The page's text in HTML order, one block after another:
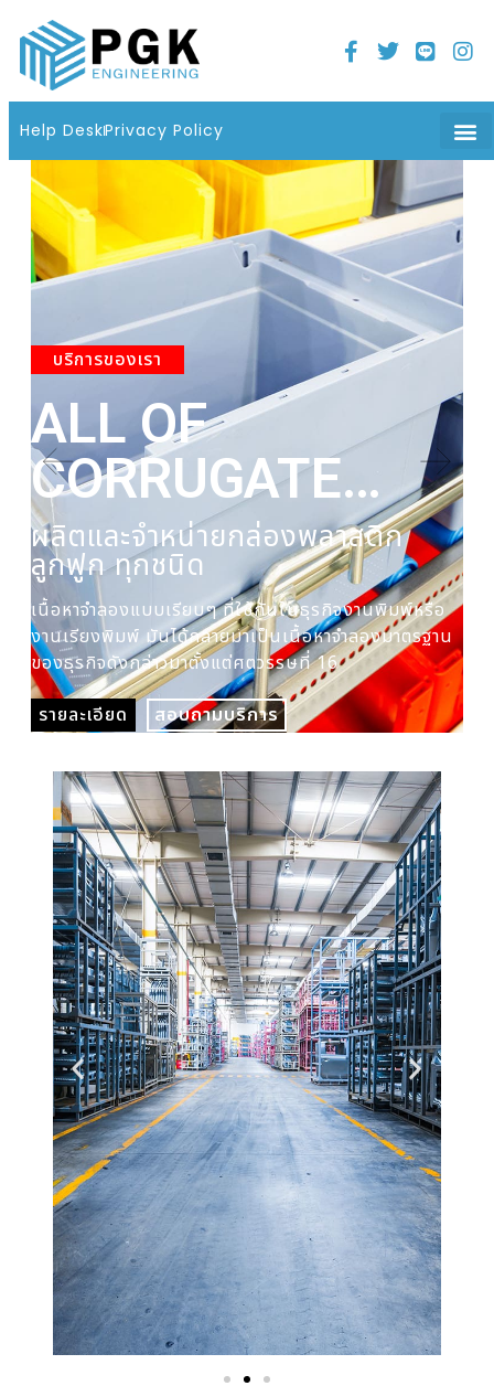
Help DeskPrivacy Policy
Home
21 มิถุนายน 2022
บริการของเรา
ALL OF
CORRUGATE
PLASTIC BOX
ผลิตและจำหน่ายกล่องพลาสติก
ลูกฟูก ทุกชนิด
เนื้อหาจำลองแบบเรียบๆ ที่ใช้กันในธุรกิจงานพิมพ์หรือ
งานเรียงพิมพ์ มันได้กลายมาเป็นเนื้อหาจำลองมาตรฐาน
ของธุรกิจดังกล่าวมาตั้งแต่ศตวรรษที่ 16
รายละเอียด
สอบถามบริการ